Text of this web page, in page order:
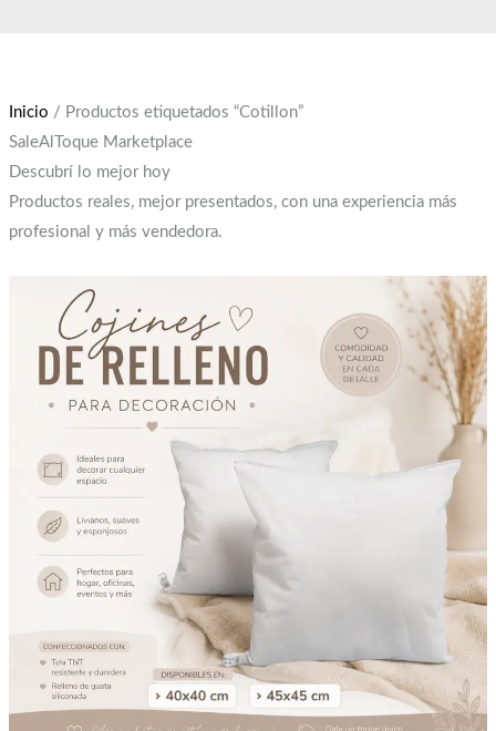
Inicio / Productos etiquetados “Cotillon”
SaleAlToque Marketplace
Descubrí lo mejor hoy
Productos reales, mejor presentados, con una experiencia más
profesional y más vendedora.
era:
$12,000.
es:
$10,000.